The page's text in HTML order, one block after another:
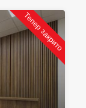
Тепер закрито